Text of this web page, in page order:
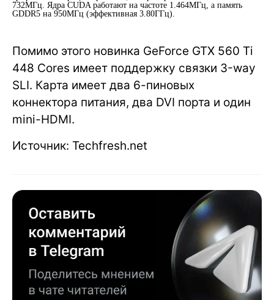
732МГц. Ядра CUDA работают на частоте 1.464МГц, а память
GDDR5 на 950МГц (эффективная 3.80ГГц).
Помимо этого новинка GeForce GTX 560 Ti
448 Cores имеет поддержку связки 3-way
SLI. Карта имеет два 6-пиновых
коннектора питания, два DVI порта и один
mini-HDMI.
Источник: Techfresh.net